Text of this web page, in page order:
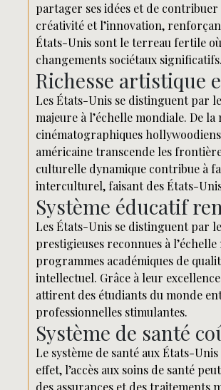
partager ses idées et de contribuer
créativité et l’innovation,
États-Unis sont le terreau fertile où
changements sociétaux significatifs.
Richesse artistique
Les États-Unis se distinguent par
majeure à l’échelle mondiale. De
cinématographiques
américaine transcende les
culturelle dynamique contribue à
interculturel, faisant des États-
Système éducatif
Les États-Unis se distinguent par
prestigieuses reconnues à
programmes académiques de
intellectuel. Grâce à leur
attirent des étudiants du monde
professionnelles stimulantes.
Système de santé
Le système de santé aux États-
effet, l’accès aux soins de santé
des assurances et des traitements